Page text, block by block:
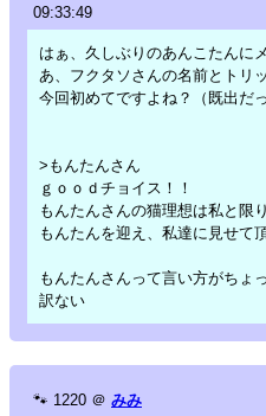
09:33:49
はぁ、久しぶりのあんこたんに
あ、フクタソさんの名前とトリ
今回初めてですよね？（既出だ
>もんたんさん
ｇｏｏｄチョイス！！
もんたんさんの猫理想は私と限
もんたんを迎え、私達に見せて
もんたんさんって言い方がちょ
訳ない
🐾 1220 ＠ みみ